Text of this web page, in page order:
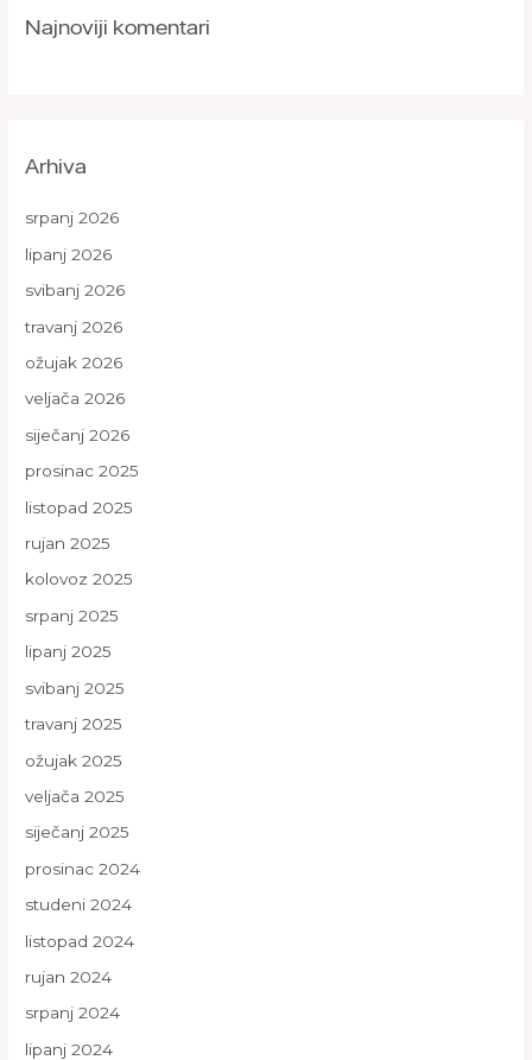
Najnoviji komentari
Arhiva
srpanj 2026
lipanj 2026
svibanj 2026
travanj 2026
ožujak 2026
veljača 2026
siječanj 2026
prosinac 2025
listopad 2025
rujan 2025
kolovoz 2025
srpanj 2025
lipanj 2025
svibanj 2025
travanj 2025
ožujak 2025
veljača 2025
siječanj 2025
prosinac 2024
studeni 2024
listopad 2024
rujan 2024
srpanj 2024
lipanj 2024